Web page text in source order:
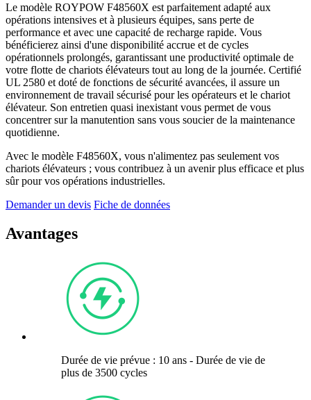
Le modèle ROYPOW F48560X est parfaitement adapté aux
opérations intensives et à plusieurs équipes, sans perte de
performance et avec une capacité de recharge rapide. Vous
bénéficierez ainsi d'une disponibilité accrue et de cycles
opérationnels prolongés, garantissant une productivité optimale de
votre flotte de chariots élévateurs tout au long de la journée. Certifié
UL 2580 et doté de fonctions de sécurité avancées, il assure un
environnement de travail sécurisé pour les opérateurs et le chariot
élévateur. Son entretien quasi inexistant vous permet de vous
concentrer sur la manutention sans vous soucier de la maintenance
quotidienne.
Avec le modèle F48560X, vous n'alimentez pas seulement vos
chariots élévateurs ; vous contribuez à un avenir plus efficace et plus
sûr pour vos opérations industrielles.
Demander un devis Fiche de données
Avantages
Durée de vie prévue : 10 ans - Durée de vie de
plus de 3500 cycles